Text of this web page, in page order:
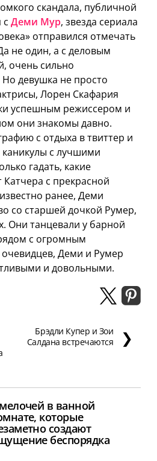
скандала, публичной
сДеми Мур, звезда сериала
отправился отмечать
не один, а с деловым
очень сильно
Но девушка не просто
Лорен Скафария
успешным режиссером и
они знакомы давно.
с отдыха в твиттер и
с лучшими
гадать, какие
с прекрасной
ранее, Деми
со старшей дочкой Румер,
Они танцевали у барной
с огромным
Деми и Румер
и довольными.
Брэдли Купер и Зои
Салдана встречаются
❯
в ванной
которые
создают
беспорядка